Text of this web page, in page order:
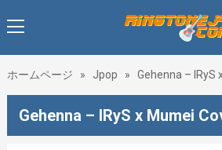
ホームページ » Jpop » Gehenna – IRyS
Gehenna – IRyS x Mumei